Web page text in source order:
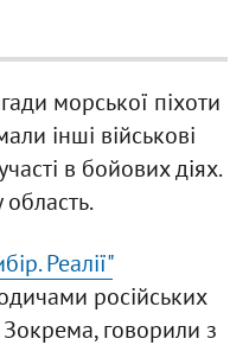
морської піхоти
інші військові
в бойових діях.
Реалії"
російських
Зокрема, говорили з